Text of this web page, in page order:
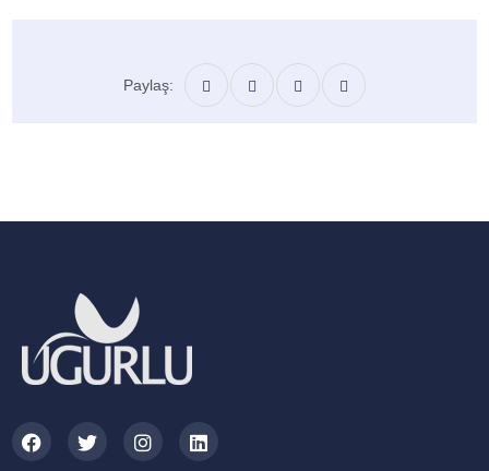
Paylaş: